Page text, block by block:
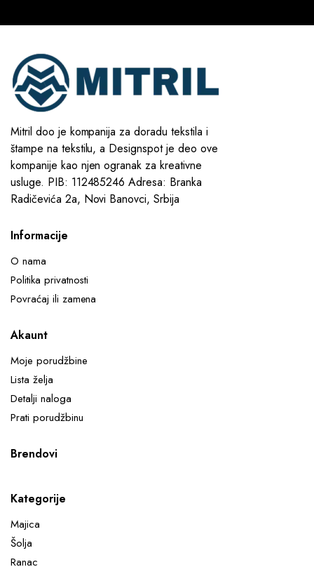
Mitril doo je kompanija za doradu tekstila i
štampe na tekstilu, a Designspot je deo ove
kompanije kao njen ogranak za kreativne
usluge. PIB: 112485246 Adresa: Branka
Radičevića 2a, Novi Banovci, Srbija
Informacije
O nama
Politika privatnosti
Povraćaj ili zamena
Akaunt
Moje porudžbine
Lista želja
Detalji naloga
Prati porudžbinu
Brendovi
Kategorije
Majica
Šolja
Ranac